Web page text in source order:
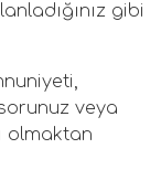
gibi
veya
olmaktan